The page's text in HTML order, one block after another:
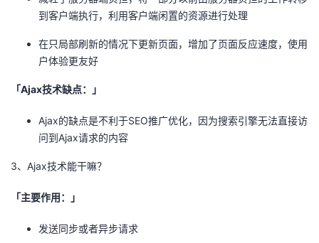
到客户端执行，利用客户端闲置的资源进行处理
在只局部刷新的情况下更新页面，增加了页面反应速度，使用
户体验更友好
「Ajax技术缺点：」
Ajax的缺点是不利于SEO推广优化，因为搜索引擎无法直接访
问到Ajax请求的内容
3、Ajax技术能干嘛？
「主要作用：」
发送同步或者异步请求